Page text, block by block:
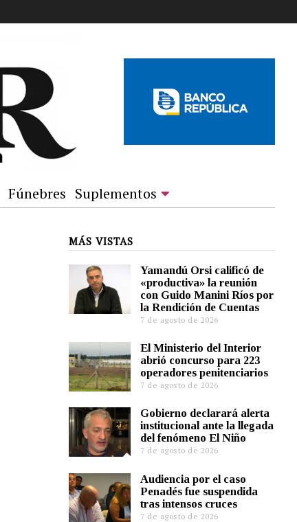
Fúnebres Suplementos
MÁS VISTAS
Yamandú Orsi calificó de
«productiva» la reunión
con Guido Manini Ríos por
la Rendición de Cuentas
7 de agosto de 2026
El Ministerio del Interior
abrió concurso para 223
operadores penitenciarios
7 de agosto de 2026
Gobierno declarará alerta
institucional ante la llegada
del fenómeno El Niño
7 de agosto de 2026
Audiencia por el caso
Penadés fue suspendida
tras intensos cruces
7 de agosto de 2026